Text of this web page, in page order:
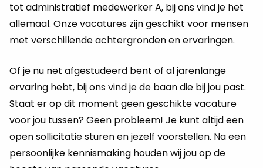
tot administratief medewerker A, bij ons vind je het
allemaal. Onze vacatures zijn geschikt voor mensen
met verschillende achtergronden en ervaringen.
Of je nu net afgestudeerd bent of al jarenlange
ervaring hebt, bij ons vind je de baan die bij jou past.
Staat er op dit moment geen geschikte vacature
voor jou tussen? Geen probleem! Je kunt altijd een
open sollicitatie sturen en jezelf voorstellen. Na een
persoonlijke kennismaking houden wij jou op de